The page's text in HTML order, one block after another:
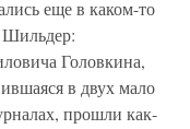
еще в каком-то
Шильдер:
Головкина,
в двух мало
прошли как-